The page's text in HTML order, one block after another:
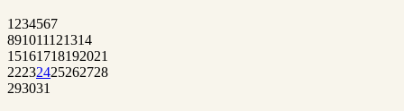
1 234567
891011121314
15161718192021
22232425262728
293031